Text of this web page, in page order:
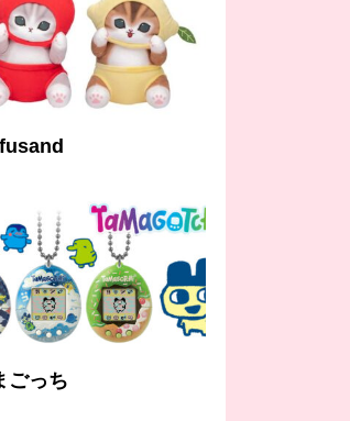
ごっち